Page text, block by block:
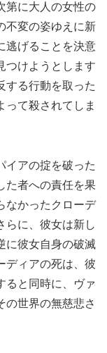
第に大人の女性の
不変の姿ゆえに新
逃げることを決意
つけようとします
する行動を取った
って殺されてしま
イアの掟を破った
た者への責任を果
なかったクローデ
らに、彼女は新し
に彼女自身の破滅
ディアの死は、彼
ると同時に、ヴァ
の世界の無慈悲さ